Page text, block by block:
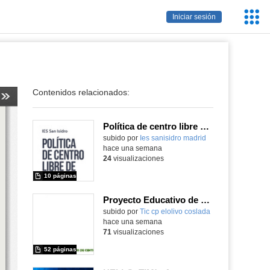
Iniciar sesión
Contenidos relacionados:
Política de centro libre de móviles
subido por Ies sanisidro madrid
10 páginas
hace una semana
24visualizaciones
Proyecto Educativo de Centro actualizado 2026
subido por Tic cp elolivo coslada
52 páginas
hace una semana
71 visualizaciones